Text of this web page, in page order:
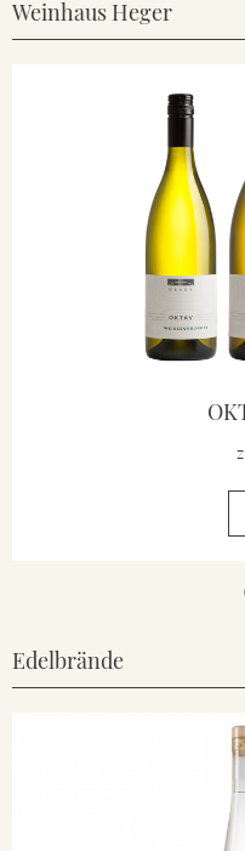
Weinhaus Heger
Edelbrände